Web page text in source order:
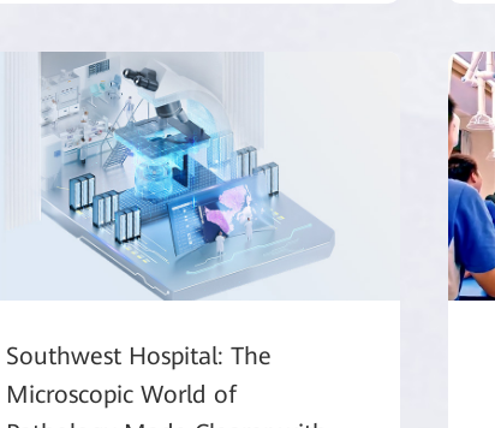
Southwest Hospital: The
Microscopic World of